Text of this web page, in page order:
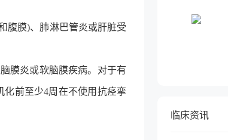
腹膜)、肺淋巴管炎或肝脏受
膜炎或软脑膜疾病。对于有
前至少4周在不使用抗痉挛
临床资讯